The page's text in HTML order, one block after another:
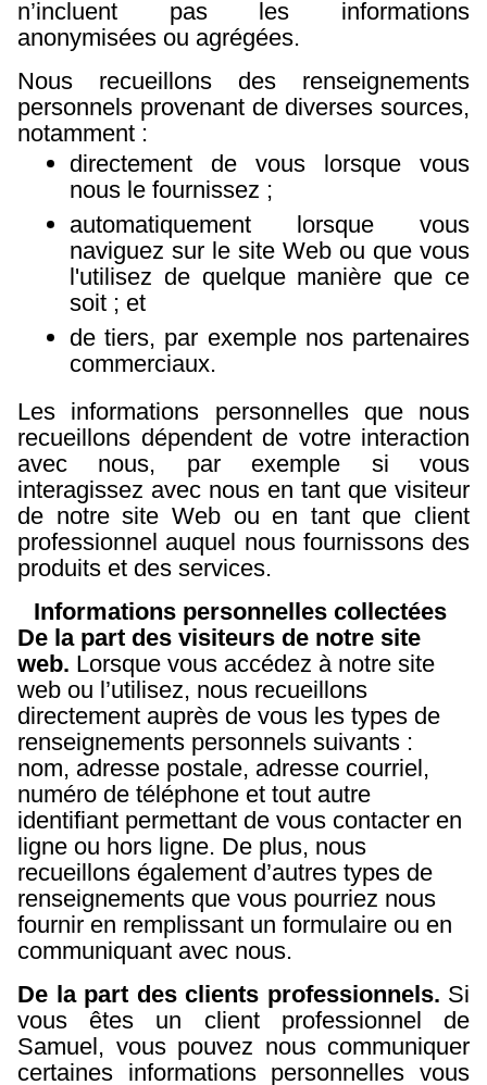
n’incluent pas les informations
anonymisées ou agrégées.
Nous recueillons des renseignements
personnels provenant de diverses sources,
notamment :
directement de vous lorsque vous
nous le fournissez ;
automatiquement lorsque vous
naviguez sur le site Web ou que vous
l'utilisez de quelque manière que ce
soit ; et
de tiers, par exemple nos partenaires
commerciaux.
Les informations personnelles que nous
recueillons dépendent de votre interaction
avec nous, par exemple si vous
interagissez avec nous en tant que visiteur
de notre site Web ou en tant que client
professionnel auquel nous fournissons des
produits et des services.
Informations personnelles collectées
De la part des visiteurs de notre site
web. Lorsque vous accédez à notre site
web ou l’utilisez, nous recueillons
directement auprès de vous les types de
renseignements personnels suivants :
nom, adresse postale, adresse courriel,
numéro de téléphone et tout autre
identifiant permettant de vous contacter en
ligne ou hors ligne. De plus, nous
recueillons également d’autres types de
renseignements que vous pourriez nous
fournir en remplissant un formulaire ou en
communiquant avec nous.
De la part des clients professionnels. Si
vous êtes un client professionnel de
Samuel, vous pouvez nous communiquer
certaines informations personnelles vous